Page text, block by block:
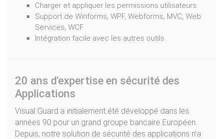
Charger et appliquer les permissions utilisateurs
Support de Winforms, WPF, Webforms, MVC, Web
Services, WCF
Intégration facile avec les autres outils
20 ans d'expertise en sécurité des
Applications
Visual Guard a initialement été développé dans les
années 90 pour un grand groupe bancaire Européen.
Depuis, notre solution de sécurité des applications n'a